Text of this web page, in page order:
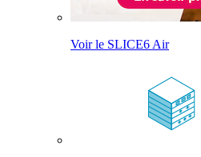
Voir le SLICE6 Air